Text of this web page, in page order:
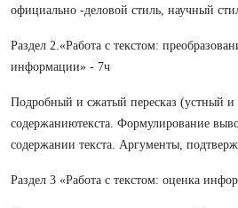
официально -деловой стиль, научный
Раздел 2.«Работа с текстом:
информации» - 7ч
Подробный и сжатый пересказ (устный
содержаниютекста. Формулирование
содержании текста. Аргументы,
Раздел 3 «Работа с текстом: оценка